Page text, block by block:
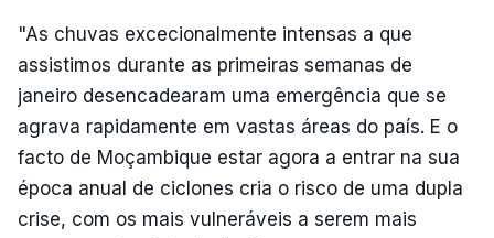
"As chuvas excecionalmente intensas a que
assistimos durante as primeiras semanas de
janeiro desencadearam uma emergência que se
agrava rapidamente em vastas áreas do país. E o
facto de Moçambique estar agora a entrar na sua
época anual de ciclones cria o risco de uma dupla
crise, com os mais vulneráveis a serem mais